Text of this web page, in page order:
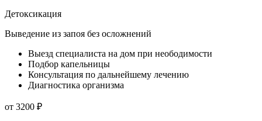
Детоксикация
Выведение из запоя без осложнений
Выезд специалиста на дом при неободимости
Подбор капельницы
Консультация по дальнейшему лечению
Диагностика организма
от 3200 ₽